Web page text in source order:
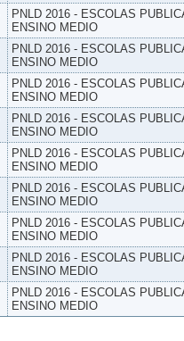
PNLD 2016 - ESCOLAS
ENSINO MEDIO
PNLD 2016 - ESCOLAS
ENSINO MEDIO
PNLD 2016 - ESCOLAS
ENSINO MEDIO
PNLD 2016 - ESCOLAS
ENSINO MEDIO
PNLD 2016 - ESCOLAS
ENSINO MEDIO
PNLD 2016 - ESCOLAS
ENSINO MEDIO
PNLD 2016 - ESCOLAS
ENSINO MEDIO
PNLD 2016 - ESCOLAS
ENSINO MEDIO
PNLD 2016 - ESCOLAS
ENSINO MEDIO